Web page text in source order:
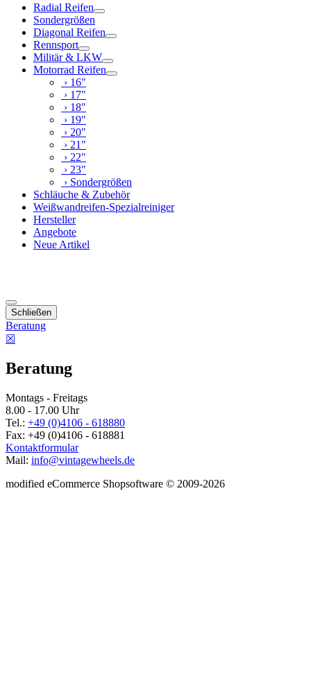
Radial Reifen
Sondergrößen
Diagonal Reifen
Rennsport
Militär & LKW
Motorrad Reifen
› 16"
› 17"
› 18"
› 19"
› 20"
› 21"
› 22"
› 23"
› Sondergrößen
Schläuche & Zubehör
Weißwandreifen-Spezialreiniger
Hersteller
Angebote
Neue Artikel
Schließen
Beratung
☒
Beratung
Montags - Freitags
8.00 - 17.00 Uhr
Tel.: +49 (0)4106 - 618880
Fax: +49 (0)4106 - 618881
Kontaktformular
Mail: info@vintagewheels.de
modified eCommerce Shopsoftware © 2009-2026